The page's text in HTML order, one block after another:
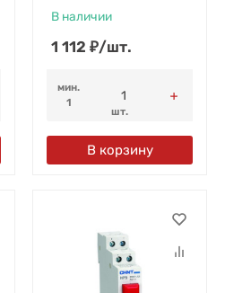
В наличии
1 112 ₽/шт.
мин.
1
шт.
В корзину